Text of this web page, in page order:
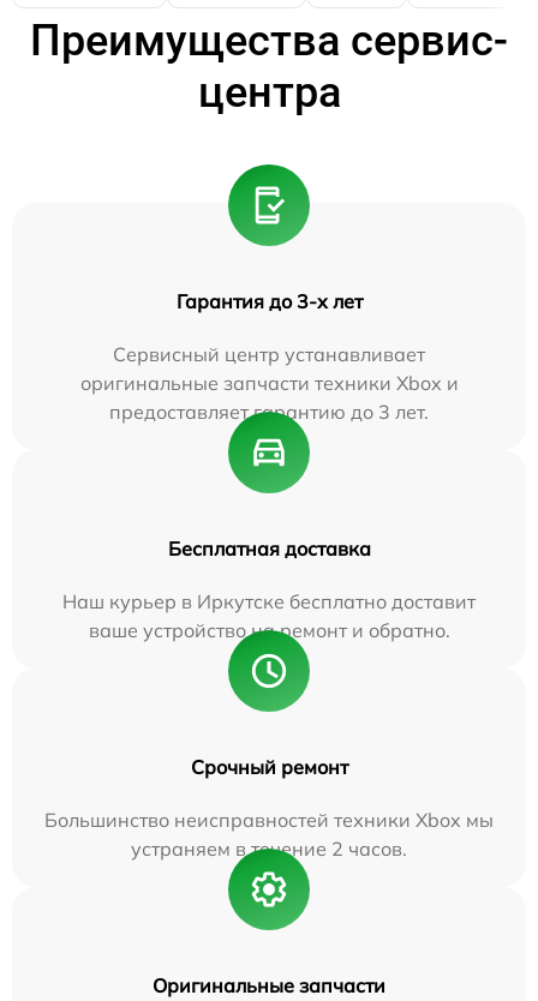
Преимущества сервис-
центра
Гарантия до 3-х лет
Сервисный центр устанавливает
оригинальные запчасти техники Xbox и
предоставляет гарантию до 3 лет.
Бесплатная доставка
Наш курьер в Иркутске бесплатно доставит
ваше устройство на ремонт и обратно.
Срочный ремонт
Большинство неисправностей техники Xbox мы
устраняем в течение 2 часов.
Оригинальные запчасти